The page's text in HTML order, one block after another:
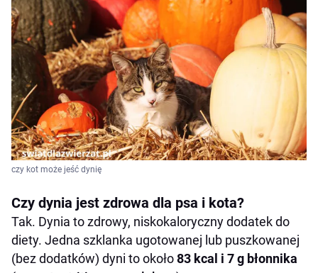
czy kot może jeść dynię
Czy dynia jest zdrowa dla psa i kota?
Tak. Dynia to zdrowy, niskokaloryczny dodatek do
diety. Jedna szklanka ugotowanej lub puszkowanej
(bez dodatków) dyni to około83 kcal i 7 g błonnika